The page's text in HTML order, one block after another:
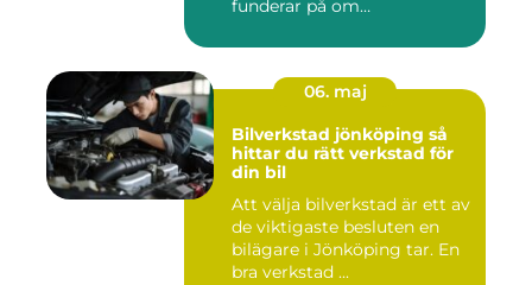
funderar på om
06. maj
Bilverkstad jönköping så
hittar du rätt verkstad för
din bil
Att välja bilverkstad är ett av
de viktigaste besluten en
bilägare i Jönköping tar. En
bra verkstad ...